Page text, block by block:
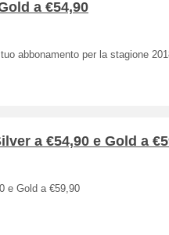
a €54,90
abbonamento per la stagione
a €54,90 e Gold a
e Gold a €59,90